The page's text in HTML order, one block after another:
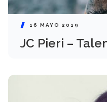
16 MAYO 2019
JC Pieri –